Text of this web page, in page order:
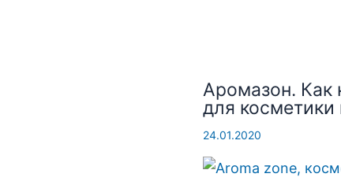
Аромазон. Как
для косметики
24.01.2020